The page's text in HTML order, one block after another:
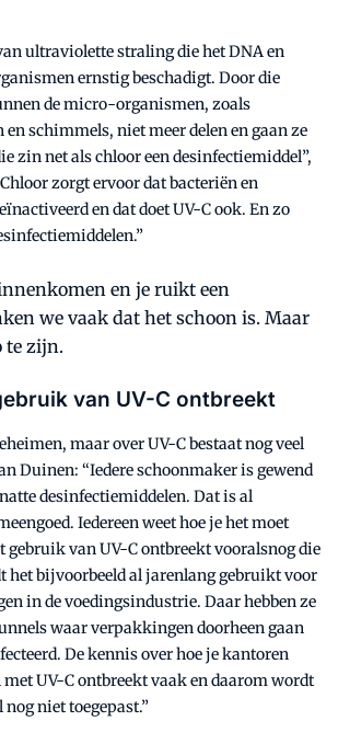
ultraviolette straling die het DNA en
ernstig beschadigt. Door die
de micro-organismen, zoals
schimmels, niet meer delen en gaan ze
zin net als chloor een desinfectiemiddel”,
zorgt ervoor dat bacteriën en
en dat doet UV-C ook. En zo
en je ruikt een
we vaak dat het schoon is. Maar
te zijn.
van UV-C ontbreekt
maar over UV-C bestaat nog veel
Duinen: “Iedere schoonmaker is gewend
desinfectiemiddelen. Dat is al
Iedereen weet hoe je het moet
gebruik van UV-C ontbreekt vooralsnog die
het bijvoorbeeld al jarenlang gebruikt voor
in de voedingsindustrie. Daar hebben ze
waar verpakkingen doorheen gaan
De kennis over hoe je kantoren
UV-C ontbreekt vaak en daarom wordt
nog niet toegepast.”